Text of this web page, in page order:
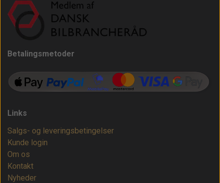
Betalingsmetoder
Links
Salgs- og leveringsbetingelser
Kunde login
Om os
Kontakt
Nyheder